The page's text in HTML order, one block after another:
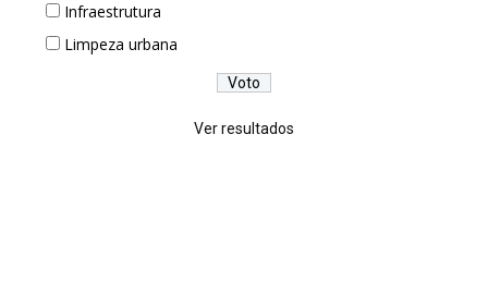
Infraestrutura
Limpeza urbana
Ver resultados